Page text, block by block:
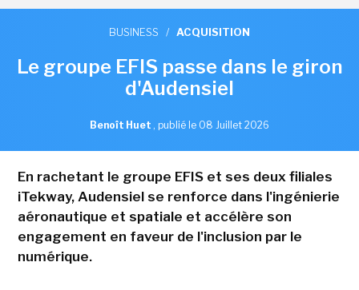
BUSINESS / ACQUISITION
Le groupe EFIS passe dans le giron
d'Audensiel
Benoît Huet , publié le 08 Juillet 2026
En rachetant le groupe EFIS et ses deux filiales
iTekway, Audensiel se renforce dans l'ingénierie
aéronautique et spatiale et accélère son
engagement en faveur de l'inclusion par le
numérique.